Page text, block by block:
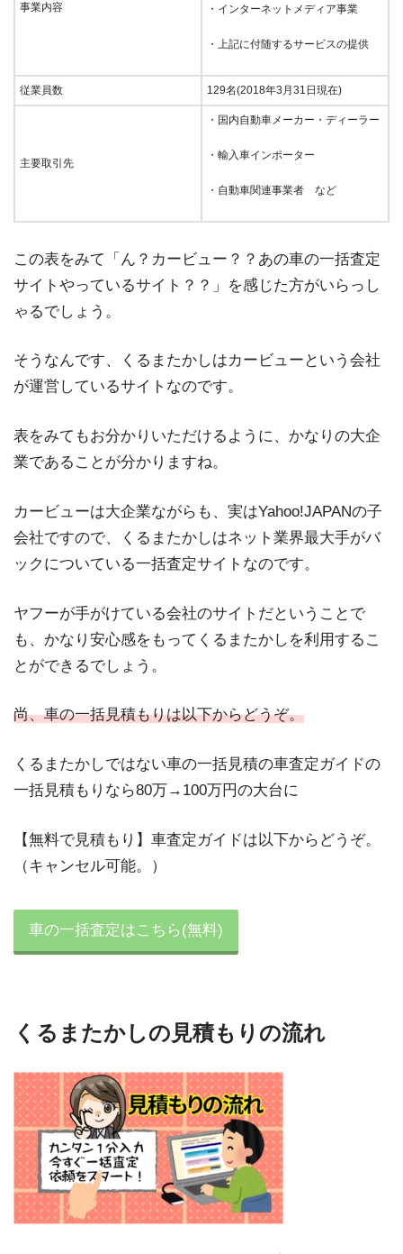
事業内容 ・インターネットメディア事業
・上記に付随するサービスの提供
従業員数 129名(2018年3月31日現在)
主要取引先
・国内自動車メーカー・ディーラー
・輸入車インポーター
・自動車関連事業者 など
この表をみて「ん？カービュー？？あの車の一括査定
サイトやっているサイト？？」を感じた方がいらっし
ゃるでしょう。
そうなんです、くるまたかしはカービューという会社
が運営しているサイトなのです。
表をみてもお分かりいただけるように、かなりの大企
業であることが分かりますね。
カービューは大企業ながらも、実はYahoo!JAPANの子
会社ですので、くるまたかしはネット業界最大手がバ
ックについている一括査定サイトなのです。
ヤフーが手がけている会社のサイトだということで
も、かなり安心感をもってくるまたかしを利用するこ
とができるでしょう。
尚、車の一括見積もりは以下からどうぞ。
くるまたかしではない車の一括見積の車査定ガイドの
一括見積もりなら80万→100万円の大台に
【無料で見積もり】車査定ガイドは以下からどうぞ。
（キャンセル可能。）
車の一括査定はこちら(無料)
くるまたかしの見積もりの流れ